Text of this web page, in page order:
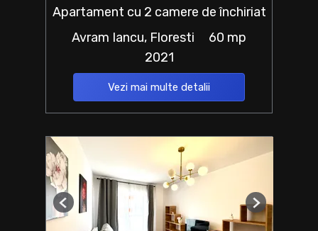
Apartament cu 2 camere de închiriat
Avram Iancu, Floresti
60 mp
2021
Vezi mai multe detalii
Previous Next